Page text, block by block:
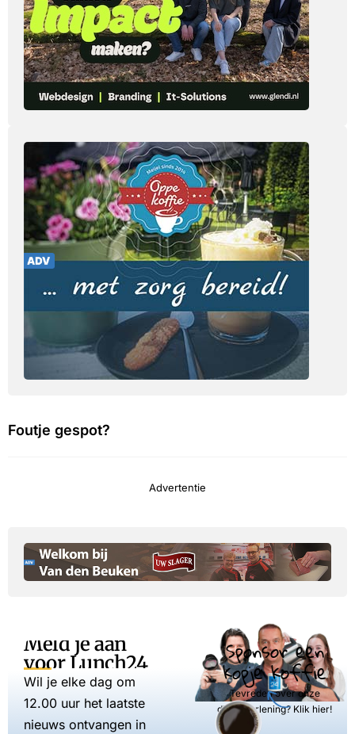
Foutje gespot?
Advertentie
Meld je aan
voor Lunch24
Wil je elke dag om
12.00 uur het laatste
nieuws ontvangen in
Sponsor een
kopje koffie
Tevreden over onze
dienstverlening? Klik hier!